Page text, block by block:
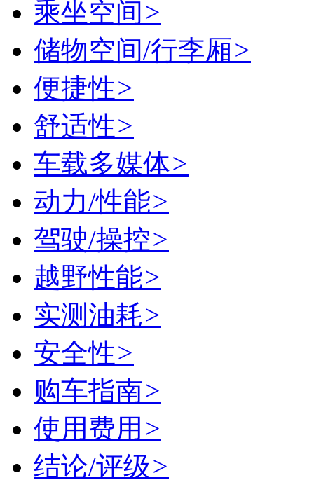
乘坐空间>
储物空间/行李厢>
便捷性>
舒适性>
车载多媒体>
动力/性能>
驾驶/操控>
越野性能>
实测油耗>
安全性>
购车指南>
使用费用 >
结论/评级>